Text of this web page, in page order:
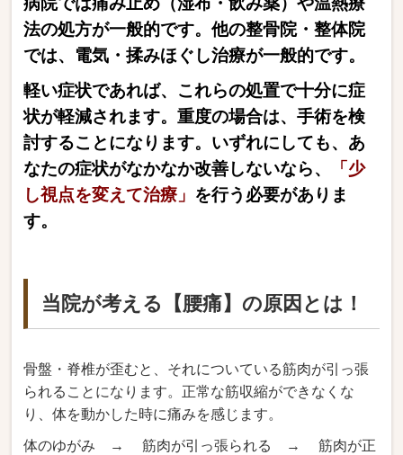
法の処方が一般的です。他の整骨院・整体院
では、電気・揉みほぐし治療が一般的です。
軽い症状であれば、これらの処置で十分に症
状が軽減されます。重度の場合は、手術を検
討することになります。いずれにしても、あ
なたの症状がなかなか改善しないなら、
「少
し視点を変えて治療」 を行う必要がありま
す。
当院が考える【腰痛】の原因とは！
骨盤・脊椎が歪むと、それについている筋肉が引っ張
られることになります。正常な筋収縮ができなくな
り、体を動かした時に痛みを感じます。
体のゆがみ → 筋肉が引っ張られる → 筋肉が正